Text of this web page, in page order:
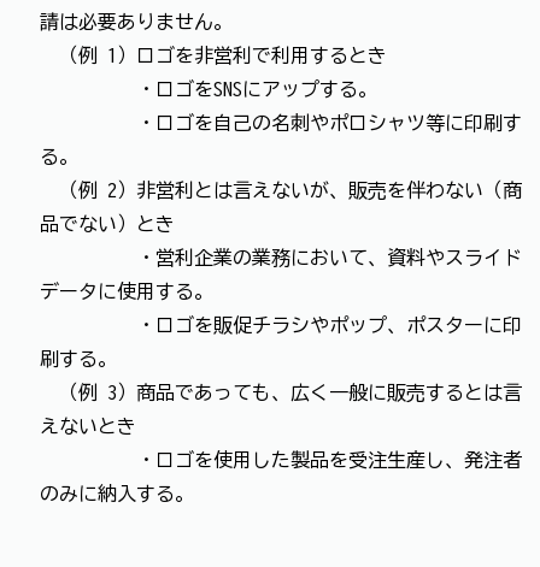
請は必要ありません。
（例 1）ロゴを非営利で利用するとき
・ロゴをSNSにアップする。
・ロゴを自己の名刺やポロシャツ等に印刷す
る。
（例 2）非営利とは言えないが、販売を伴わない（商
品でない）とき
・営利企業の業務において、資料やスライド
データに使用する。
・ロゴを販促チラシやポップ、ポスターに印
刷する。
（例 3）商品であっても、広く一般に販売するとは言
えないとき
・ロゴを使用した製品を受注生産し、発注者
のみに納入する。